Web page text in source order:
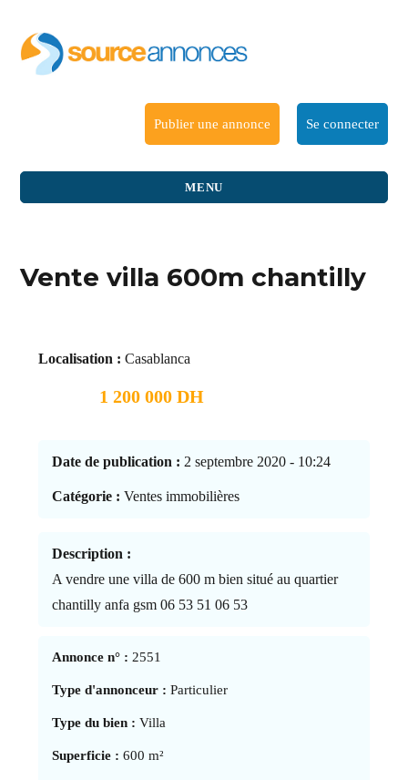
Publier une annonce Se connecter
MENU
Vente villa 600m chantilly
Localisation : Casablanca
1 200 000 DH
Date de publication : 2 septembre 2020 - 10:24
Catégorie : Ventes immobilières
Description :
A vendre une villa de 600 m bien situé au quartier
chantilly anfa gsm 06 53 51 06 53
Annonce n° : 2551
Type d'annonceur : Particulier
Type du bien : Villa
Superficie : 600 m²